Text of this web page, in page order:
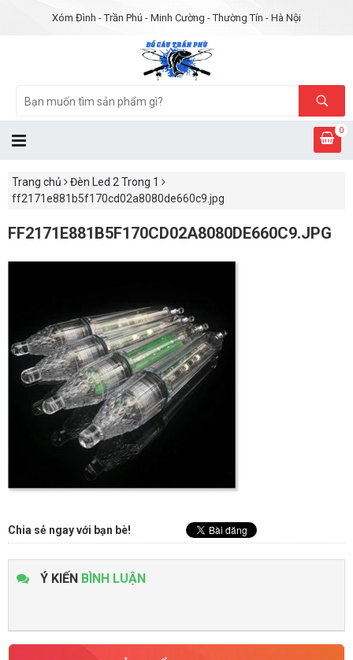
Xóm Đình - Trần Phú - Minh Cường - Thường Tín - Hà Nội
0
Trang chủ
Đèn Led 2 Trong 1
ff2171e881b5f170cd02a8080de660c9.jpg
FF2171E881B5F170CD02A8080DE660C9.JPG
Chia sẻ ngay với bạn bè!
Ý KIẾN BÌNH LUẬN